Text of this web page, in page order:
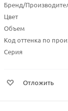
Бренд/
Цвет
Объем
Код оттенка по
Серия
Отложить